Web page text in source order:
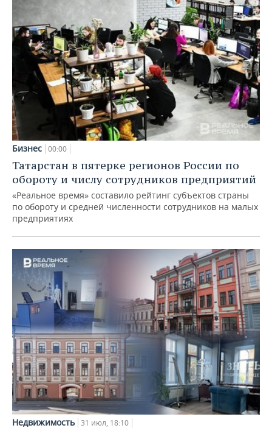
Бизнес 00:00
Татарстан в пятерке регионов России по
обороту и числу сотрудников предприятий
«Реальное время» составило рейтинг субъектов страны
по обороту и средней численности сотрудников на малых
предприятиях
Недвижимость 31 июл, 18:10